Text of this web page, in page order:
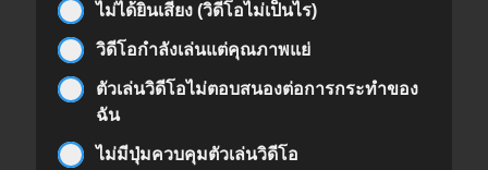
ไม่ได้ยินเสียง (วิดีโอไม่เป็นไร)
วิดีโอกำลังเล่นแต่คุณภาพแย่
ตัวเล่นวิดีโอไม่ตอบสนองต่อการกระทำของ
ฉัน
ไม่มีปุ่มควบคุมตัวเล่นวิดีโอ